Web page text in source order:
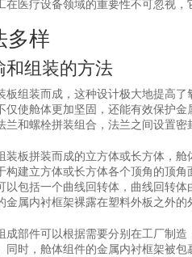
医疗设备领域的重要性不可忽视，
多样
和组装的方法
板组装而成，这种设计极大地提高
仅使舱体更加坚固，还能有效保护
和螺栓拼装组合，法兰之间设置密
装板拼装而成的立方体或长方体，
构建立方体或长方体各个顶角的顶
以包括一个曲线回转体，曲线回转
属内衬框架裸露在塑料外板之外的
成部件可以根据需要分别在工厂制
同时，舱体组件的金属内衬框架被